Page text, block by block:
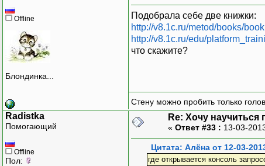
Offline
Блондинка...
Подобрала себе две книжки:
http://v8.1c.ru/metod/books/
http://v8.1c.ru/edu/
что скажите?
Стену можно пробить только
Radistka
Помогающий
Offline
Пол:
Re: Хочу
« Ответ #33 : 13-03-
Цитата: Алёна от 12-03-
где открывается консоль